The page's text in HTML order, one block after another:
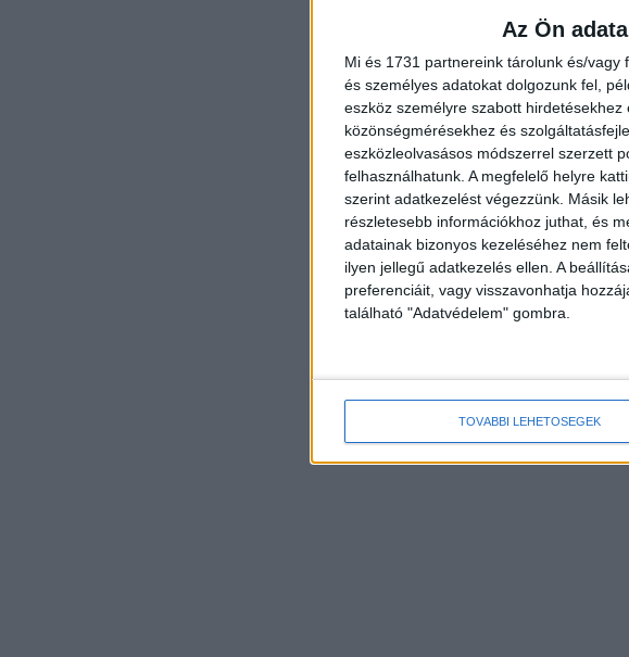
Az Ön
Mi és 1731 partnereink tárolunk és/
és személyes adatokat dolgozunk fel,
eszköz személyre szabott
közönségmérésekhez és
eszközleolvasásos módszerrel szerzett
felhasználhatunk. A megfelelő helyre
szerint adatkezelést végezzünk. Másik
részletesebb információkhoz juthat, és
adatainak bizonyos kezeléséhez nem
ilyen jellegű adatkezelés ellen. A
preferenciáit, vagy visszavonhatja
található "Adatvédelem" gombra.
TOVÁBBI LEHETŐSÉGEK